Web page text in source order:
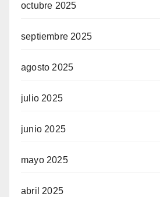
octubre 2025
septiembre 2025
agosto 2025
julio 2025
junio 2025
mayo 2025
abril 2025